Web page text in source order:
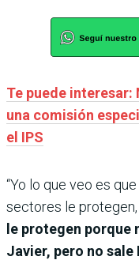
Te puede
una comisión
el IPS
“Yo lo que veo es
sectores le
le protegen porque
Javier, pero no